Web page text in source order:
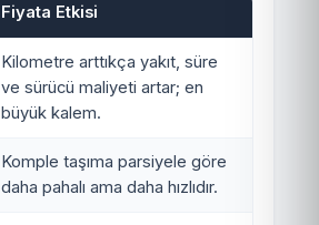
Fiyata Etkisi
Kilometre arttıkça yakıt, süre
ve sürücü maliyeti artar; en
büyük kalem.
Komple taşıma parsiyele göre
daha pahalı ama daha hızlıdır.